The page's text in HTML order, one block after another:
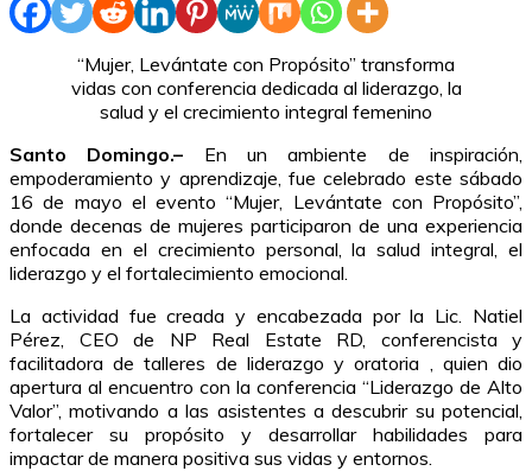
“Mujer, Levántate con Propósito” transforma
vidas con conferencia dedicada al liderazgo, la
salud y el crecimiento integral femenino
Santo Domingo.– En un ambiente de inspiración,
empoderamiento y aprendizaje, fue celebrado este sábado
16 de mayo el evento “Mujer, Levántate con Propósito”,
donde decenas de mujeres participaron de una experiencia
enfocada en el crecimiento personal, la salud integral, el
liderazgo y el fortalecimiento emocional.
La actividad fue creada y encabezada por la Lic. Natiel
Pérez, CEO de NP Real Estate RD, conferencista y
facilitadora de talleres de liderazgo y oratoria , quien dio
apertura al encuentro con la conferencia “Liderazgo de Alto
Valor”, motivando a las asistentes a descubrir su potencial,
fortalecer su propósito y desarrollar habilidades para
impactar de manera positiva sus vidas y entornos.